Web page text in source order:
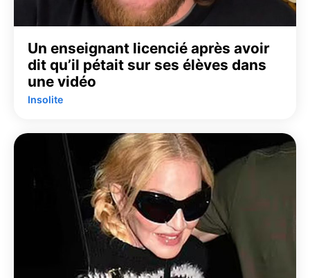
Un enseignant licencié après avoir
dit qu’il pétait sur ses élèves dans
une vidéo
Insolite